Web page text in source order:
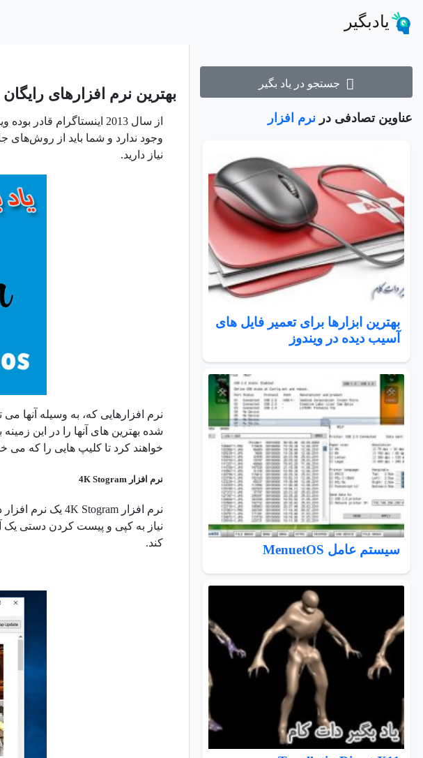
یادبگیر
جستجو در یاد بگیر
عناوین تصادفی در نرم افزار
بهترین ابزارها برای تعمیر فایل های
آسیب دیده در ویندوز
سیستم عامل MenuetOS
بهترین نرم افزارهای رایگان
از سال 2013 اینستاگرام قادر بوده ویدئوهای کوتاه را در کنار تصاویر آپلود کند، اما در
وجود ندارد و شما باید از روش‌های
نیاز دارید.
نرم افزارهایی که، به وسیله آنها می
شده بهترین های آنها را در این
خواهند کرد تا کلیپ هایی را که می
نرم افزار 4K Stogram
نرم افزار 4K Stogram یک نرم افزار دانلود عالی برای ویندوز، مک‌اواس و لینوکس است. برخلاف بیشتر
نیاز به کپی و پیست کردن دستی یک
کند.